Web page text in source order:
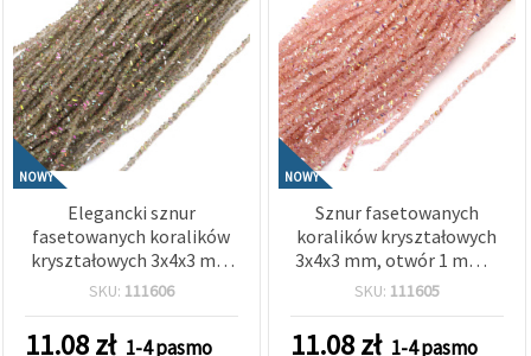
NOWY
Elegancki sznur
fasetowanych koralików
kryształowych 3x4x3 mm
otwór 1 mm –
rainbow z połyskującą
SKU: 111606
11.08zł 1-4 pasmo
NOWY
Sznur fasetowanych
koralików kryształowych
3x4x3 mm, otwór 1 mm –
uroczy transparentny
połyskującą powłoką AB
SKU: 111605
11.08zł 1-4 pasmo